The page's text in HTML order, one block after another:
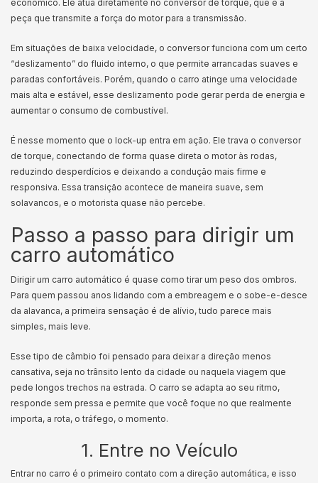
econômico. Ele atua diretamente no conversor de torque, que é a
peça que transmite a força do motor para a transmissão.
Em situações de baixa velocidade, o conversor funciona com um certo
“deslizamento” do fluido interno, o que permite arrancadas suaves e
paradas confortáveis. Porém, quando o carro atinge uma velocidade
mais alta e estável, esse deslizamento pode gerar perda de energia e
aumentar o consumo de combustível.
É nesse momento que o lock-up entra em ação. Ele trava o conversor
de torque, conectando de forma quase direta o motor às rodas,
reduzindo desperdícios e deixando a condução mais firme e
responsiva. Essa transição acontece de maneira suave, sem
solavancos, e o motorista quase não percebe.
Passo a passo para dirigir um
carro automático
Dirigir um carro automático é quase como tirar um peso dos ombros.
Para quem passou anos lidando com a embreagem e o sobe-e-desce
da alavanca, a primeira sensação é de alívio, tudo parece mais
simples, mais leve.
Esse tipo de câmbio foi pensado para deixar a direção menos
cansativa, seja no trânsito lento da cidade ou naquela viagem que
pede longos trechos na estrada. O carro se adapta ao seu ritmo,
responde sem pressa e permite que você foque no que realmente
importa, a rota, o tráfego, o momento.
1. Entre no Veículo
Entrar no carro é o primeiro contato com a direção automática, e isso